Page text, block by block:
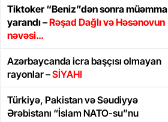
Tiktoker “Beniz”dən sonra müəmma
yarandı –Rəşad Dağlı və Həsənovun
nəvəsi…
Azərbaycanda icra başçısı olmayan
rayonlar –SİYAHI
Türkiyə, Pakistan və Səudiyyə
Ərəbistanı “İslam NATO-su”nu